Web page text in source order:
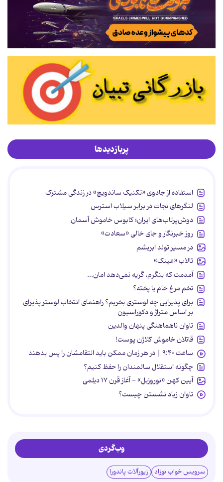
پربازدیدها
استفاده از جادوی «تکنیک ساندویچ» در زندگی مشترک
لنگرهای نجات در برابر سیلاب استرس
دوش‌پرتاب‌های ایران؛ کابوس خاموش آسمان
روز خبرنگار و جای خالی «سعادت»
در مسیر تولد ابریشم
تالاب «عینک»
آمدمت که بنگرم، گریه نمی‌دهد امان...
تخم مرغ خام یا پخته؟
برای پذیرایی چه لوستری بخریم؟ راهنمای انتخاب لوستر پذیرای
بر اساس متراژ و دکوراسیون
تاوان ناهماهنگی پنهان والدین
قاتلان خاموش کلاژن پوست!
ساعت ۹:۴۰ | در هر زمان ممکن باید انتقامشان را پس بدهند
چگونه استقلال سالمندان را حفظ کنیم؟
آیین کهن «نوروزبل» - آغاز قرن ۱۷ دیلمی
تاوان زیاد نشستن چیست؟
وب‌گردی
سرویس خواب نوزاد زیورآلات پاندورا